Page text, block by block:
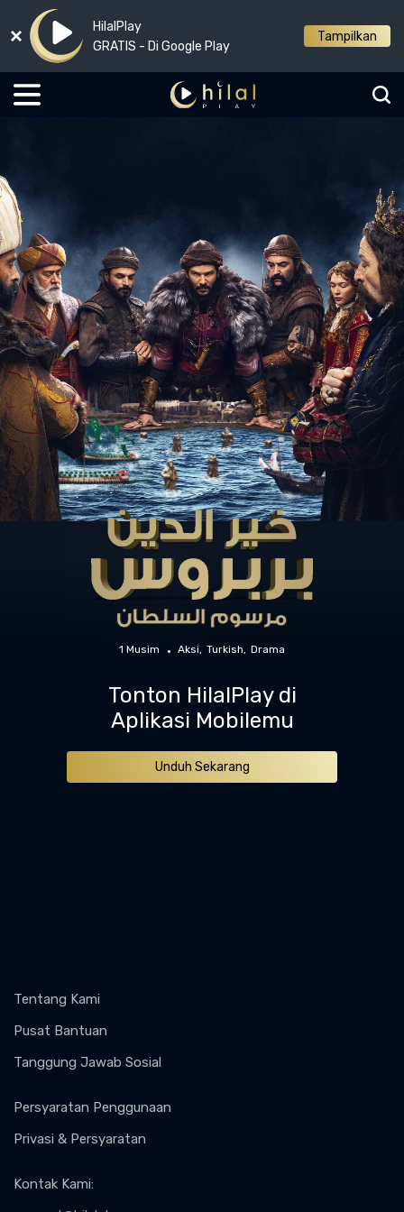
HilalPlay
GRATIS - Di Google Play
Tampilkan
1 Musim Aksi Turkish Drama
Tonton HilalPlay di
Aplikasi Mobilemu
Unduh Sekarang
Tentang Kami
Pusat Bantuan
Tanggung Jawab Sosial
Persyaratan Penggunaan
Privasi & Persyaratan
Kontak Kami: